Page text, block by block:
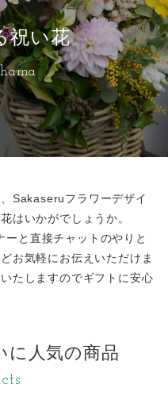
祝い花
Sakaseruフラワーデザイ
はいかがでしょうか。
と直接チャットのやりと
お気軽にお伝えいただけま
たしますのでギフトに安心
に人気の商品